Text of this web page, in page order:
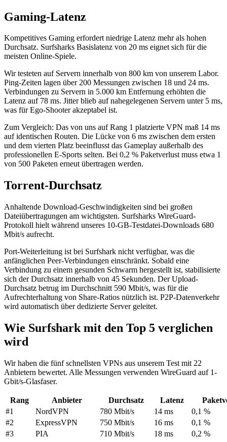
Gaming-Latenz
Kompetitives Gaming erfordert niedrige Latenz mehr als hohen
Durchsatz. Surfsharks Basislatenz von 20 ms eignet sich für die
meisten Online-Spiele.
Wir testeten auf Servern innerhalb von 800 km von unserem Labor.
Ping-Zeiten lagen über 200 Messungen zwischen 18 und 24 ms.
Verbindungen zu Servern in 5.000 km Entfernung erhöhten die
Latenz auf 78 ms. Jitter blieb auf nahegelegenen Servern unter 5 ms,
was für Ego-Shooter akzeptabel ist.
Zum Vergleich: Das von uns auf Rang 1 platzierte VPN maß 14 ms
auf identischen Routen. Die Lücke von 6 ms zwischen dem ersten
und dem vierten Platz beeinflusst das Gameplay außerhalb des
professionellen E-Sports selten. Bei 0,2 % Paketverlust muss etwa 1
von 500 Paketen erneut übertragen werden.
Torrent-Durchsatz
Anhaltende Download-Geschwindigkeiten sind bei großen
Dateiübertragungen am wichtigsten. Surfsharks WireGuard-
Protokoll hielt während unseres 10-GB-Testdatei-Downloads 680
Mbit/s aufrecht.
Port-Weiterleitung ist bei Surfshark nicht verfügbar, was die
anfänglichen Peer-Verbindungen einschränkt. Sobald eine
Verbindung zu einem gesunden Schwarm hergestellt ist, stabilisierte
sich der Durchsatz innerhalb von 45 Sekunden. Der Upload-
Durchsatz betrug im Durchschnitt 590 Mbit/s, was für die
Aufrechterhaltung von Share-Ratios nützlich ist. P2P-Datenverkehr
wird automatisch über dedizierte Server geleitet.
Wie Surfshark mit den Top 5 verglichen
wird
Wir haben die fünf schnellsten VPNs aus unserem Test mit 22
Anbietern bewertet. Alle Messungen verwenden WireGuard auf 1-
Gbit/s-Glasfaser.
Rang Anbieter Durchsatz Latenz
#1
NordVPN 780 Mbit/s 14 ms
0,1 %
#2
ExpressVPN 750 Mbit/s 16 ms
0,1 %
#3
PIA 710 Mbit/s 18 ms
0,2 %